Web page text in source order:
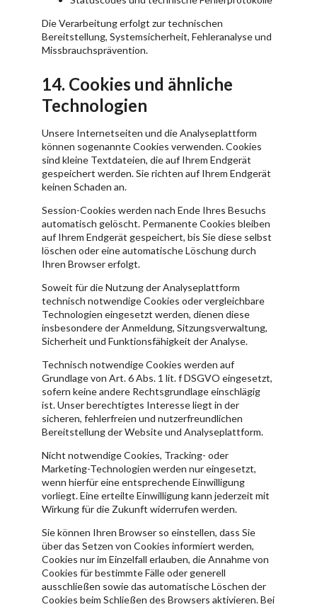
Die Verarbeitung erfolgt zur technischen
Bereitstellung, Systemsicherheit, Fehleranalyse und
Missbrauchsprävention.
14. Cookies und ähnliche
Technologien
Unsere Internetseiten und die Analyseplattform
können sogenannte Cookies verwenden. Cookies
sind kleine Textdateien, die auf Ihrem Endgerät
gespeichert werden. Sie richten auf Ihrem Endgerät
keinen Schaden an.
Session-Cookies werden nach Ende Ihres Besuchs
automatisch gelöscht. Permanente Cookies bleiben
auf Ihrem Endgerät gespeichert, bis Sie diese selbst
löschen oder eine automatische Löschung durch
Ihren Browser erfolgt.
Soweit für die Nutzung der Analyseplattform
technisch notwendige Cookies oder vergleichbare
Technologien eingesetzt werden, dienen diese
insbesondere der Anmeldung, Sitzungsverwaltung,
Sicherheit und Funktionsfähigkeit der Analyse.
Technisch notwendige Cookies werden auf
Grundlage von Art. 6 Abs. 1 lit. f DSGVO eingesetzt,
sofern keine andere Rechtsgrundlage einschlägig
ist. Unser berechtigtes Interesse liegt in der
sicheren, fehlerfreien und nutzerfreundlichen
Bereitstellung der Website und Analyseplattform.
Nicht notwendige Cookies, Tracking- oder
Marketing-Technologien werden nur eingesetzt,
wenn hierfür eine entsprechende Einwilligung
vorliegt. Eine erteilte Einwilligung kann jederzeit mit
Wirkung für die Zukunft widerrufen werden.
Sie können Ihren Browser so einstellen, dass Sie
über das Setzen von Cookies informiert werden,
Cookies nur im Einzelfall erlauben, die Annahme von
Cookies für bestimmte Fälle oder generell
ausschließen sowie das automatische Löschen der
Cookies beim Schließen des Browsers aktivieren. Bei